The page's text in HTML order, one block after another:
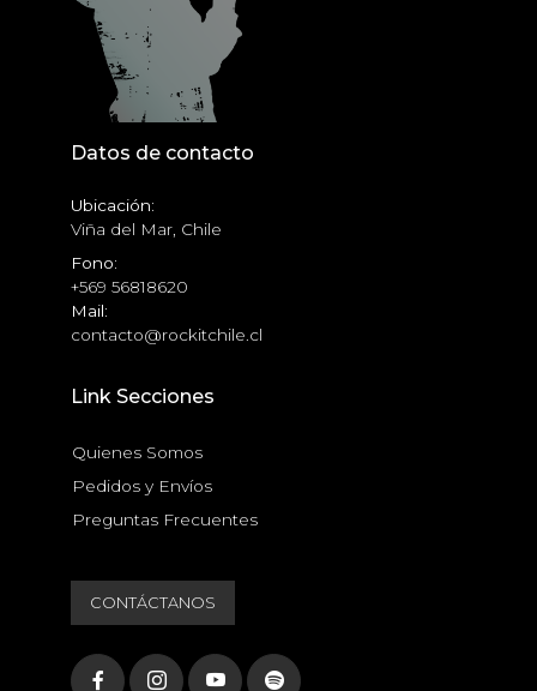
Datos de contacto
Ubicación:
Viña del Mar, Chile
Fono:
+569 56818620
Mail:
contacto@rockitchile.cl
Link Secciones
Quienes Somos
Pedidos y Envíos
Preguntas Frecuentes
CONTÁCTANOS